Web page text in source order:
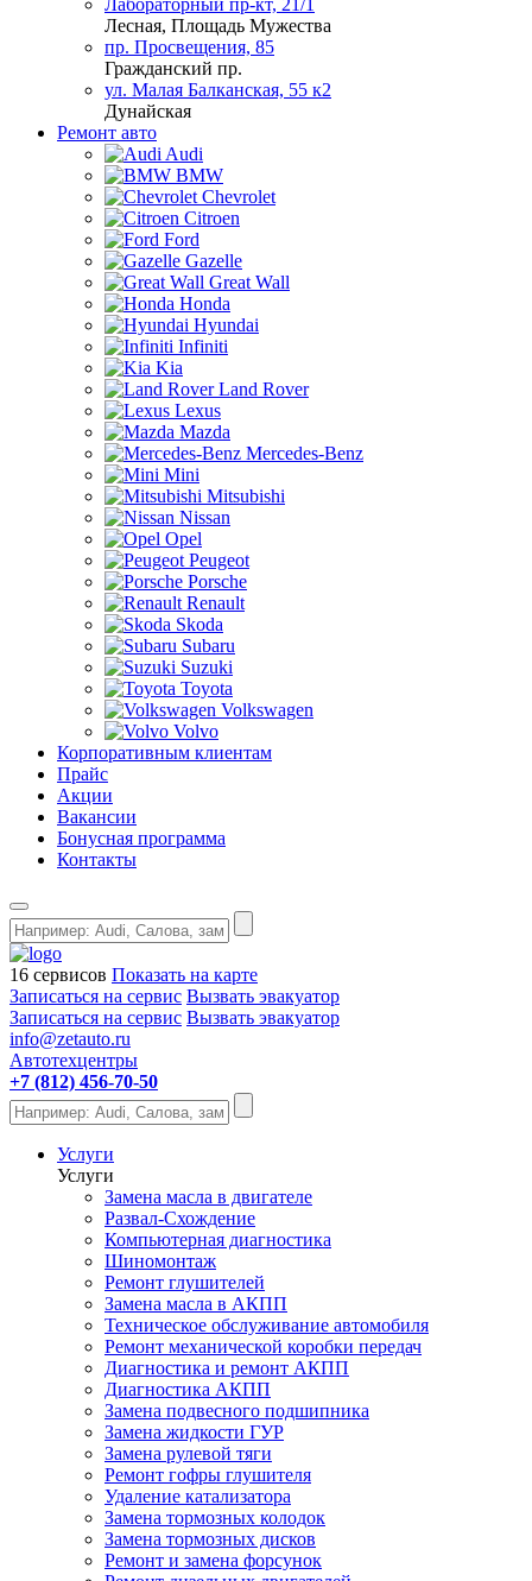
Лабораторный пр-кт, 21/1
Лесная, Площадь Мужества
пр. Просвещения, 85
Гражданский пр.
ул. Малая Балканская, 55 к2
Дунайская
Ремонт авто
Audi
BMW
Chevrolet
Citroen
Ford
Gazelle
Great Wall
Honda
Hyundai
Infiniti
Kia
Land Rover
Lexus
Mazda
Mercedes-Benz
Mini
Mitsubishi
Nissan
Opel
Peugeot
Porsche
Renault
Skoda
Subaru
Suzuki
Toyota
Volkswagen
Volvo
Корпоративным клиентам
Прайс
Акции
Вакансии
Бонусная программа
Контакты
16 сервисов Показать на карте
Записаться на сервис Вызвать эвакуатор
Записаться на сервис Вызвать эвакуатор
info@zetauto.ru
Автотехцентры
+7 (812) 456-70-50
Услуги
Услуги
Замена масла в двигателе
Развал-Схождение
Компьютерная диагностика
Шиномонтаж
Ремонт глушителей
Замена масла в АКПП
Техническое обслуживание автомобиля
Ремонт механической коробки передач
Диагностика и ремонт АКПП
Диагностика АКПП
Замена подвесного подшипника
Замена жидкости ГУР
Замена рулевой тяги
Ремонт гофры глушителя
Удаление катализатора
Замена тормозных колодок
Замена тормозных дисков
Ремонт и замена форсунок